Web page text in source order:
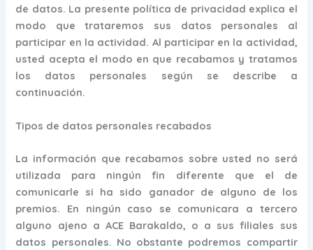
de datos. La presente política de privacidad explica el
modo que trataremos sus datos personales al
participar en la actividad. Al participar en la actividad,
usted acepta el modo en que recabamos y tratamos
los datos personales según se describe a
continuación.
Tipos de datos personales recabados
La información que recabamos sobre usted no será
utilizada para ningún fin diferente que el de
comunicarle si ha sido ganador de alguno de los
premios. En ningún caso se comunicara a tercero
alguno ajeno a ACE Barakaldo, o a sus filiales sus
datos personales. No obstante podremos compartir